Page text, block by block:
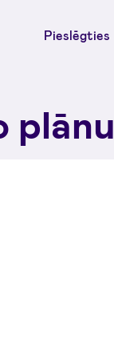
Pieslēgties
plānu